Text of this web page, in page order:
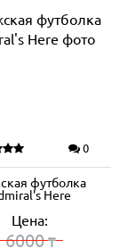
0
футболка
Here
Цена:
6000₸